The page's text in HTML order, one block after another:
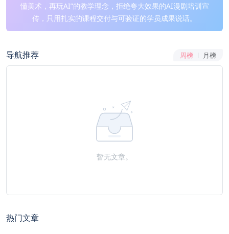
懂美术，再玩AI”的教学理念，拒绝夸大效果的AI漫剧培训宣
传，只用扎实的课程交付与可验证的学员成果说话。
导航推荐 周榜 月榜
暂无文章。
热门文章